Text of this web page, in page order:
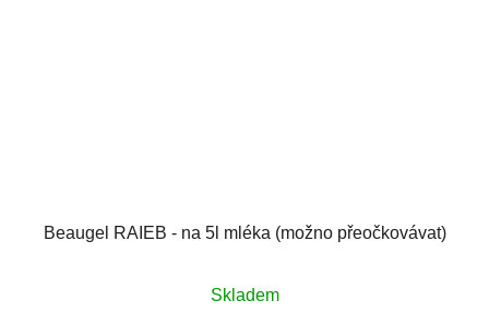
Beaugel RAIEB - na 5l mléka (možno přeočkovávat)
Skladem